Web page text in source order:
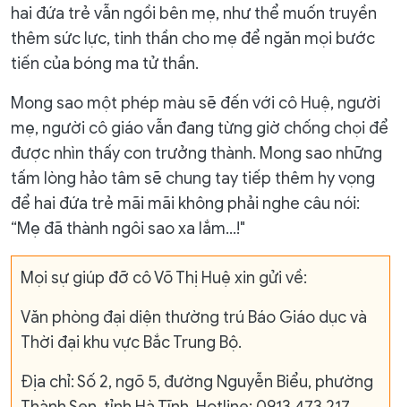
hai đứa trẻ vẫn ngồi bên mẹ, như thể muốn truyền
thêm sức lực, tinh thần cho mẹ để ngăn mọi bước
tiến của bóng ma tử thần.
Mong sao một phép màu sẽ đến với cô Huệ, người
mẹ, người cô giáo vẫn đang từng giờ chống chọi để
được nhìn thấy con trưởng thành. Mong sao những
tấm lòng hảo tâm sẽ chung tay tiếp thêm hy vọng
để hai đứa trẻ mãi mãi không phải nghe câu nói:
“Mẹ đã thành ngôi sao xa lắm…!"
Mọi sự giúp đỡ cô Võ Thị Huệ xin gửi về:
Văn phòng đại diện thường trú Báo Giáo dục và
Thời đại khu vực Bắc Trung Bộ.
Địa chỉ: Số 2, ngõ 5, đường Nguyễn Biểu, phường